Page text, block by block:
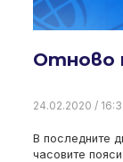
Отново
24.02.2020 /
В последните
часовите